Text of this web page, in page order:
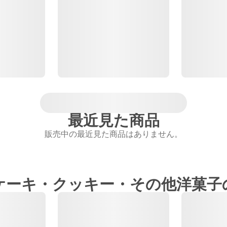
最近見た商品
販売中の最近見た商品はありません。
ーキ・クッキー・その他洋菓子